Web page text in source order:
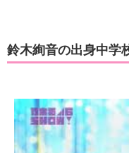
鈴木絢音の出身中学